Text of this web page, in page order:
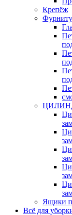
Крепёж
Ящики
Всё для